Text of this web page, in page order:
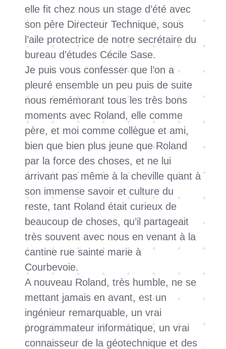
elle fit chez nous un stage d’été avec
son père Directeur Technique, sous
l’aile protectrice de notre secrétaire du
bureau d’études Cécile Sase.
Je puis vous confesser que l’on a
pleuré ensemble un peu puis de suite
nous remémorant tous les très bons
moments avec Roland, elle comme
père, et moi comme collègue et ami,
bien que bien plus jeune que Roland
par la force des choses, et ne lui
arrivant pas même à la cheville quant à
son immense savoir et culture du
reste, tant Roland était curieux de
beaucoup de choses, qu’il partageait
très souvent avec nous en venant à la
cantine rue sainte marie à
Courbevoie.
A nouveau Roland, très humble, ne se
mettant jamais en avant, est un
ingénieur remarquable, un vrai
programmateur informatique, un vrai
connaisseur de la géotechnique et des